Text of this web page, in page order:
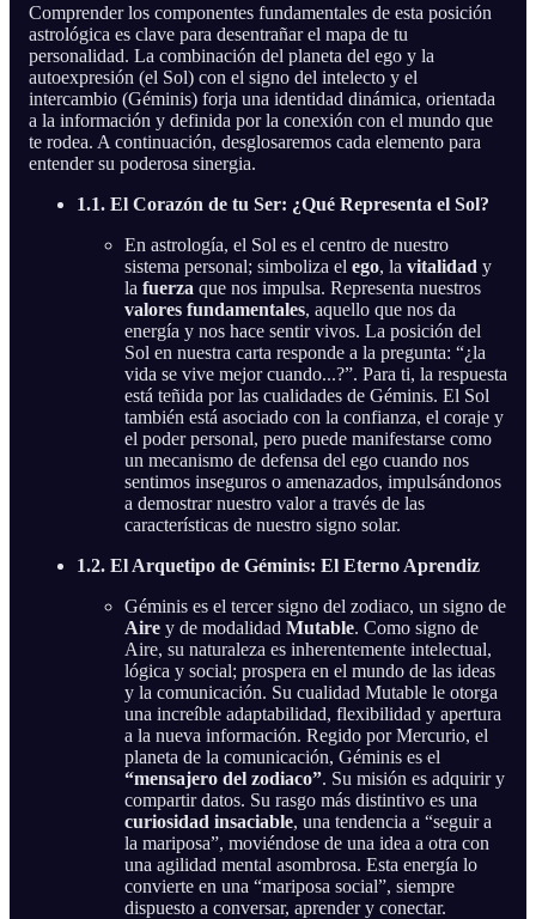
Comprender los componentes fundamentales de esta posición
astrológica es clave para desentrañar el mapa de tu
personalidad. La combinación del planeta del ego y la
autoexpresión (el Sol) con el signo del intelecto y el
intercambio (Géminis) forja una identidad dinámica, orientada
a la información y definida por la conexión con el mundo que
te rodea. A continuación, desglosaremos cada elemento para
entender su poderosa sinergia.
1.1. El Corazón de tu Ser: ¿Qué Representa el Sol?
En astrología, el Sol es el centro de nuestro
sistema personal; simboliza el ego, la vitalidad y
la fuerza que nos impulsa. Representa nuestros
valores fundamentales, aquello que nos da
energía y nos hace sentir vivos. La posición del
Sol en nuestra carta responde a la pregunta: “¿la
vida se vive mejor cuando...?”. Para ti, la respuesta
está teñida por las cualidades de Géminis. El Sol
también está asociado con la confianza, el coraje y
el poder personal, pero puede manifestarse como
un mecanismo de defensa del ego cuando nos
sentimos inseguros o amenazados, impulsándonos
a demostrar nuestro valor a través de las
características de nuestro signo solar.
1.2. El Arquetipo de Géminis: El Eterno Aprendiz
Géminis es el tercer signo del zodiaco, un signo de
Aire y de modalidad Mutable. Como signo de
Aire, su naturaleza es inherentemente intelectual,
lógica y social; prospera en el mundo de las ideas
y la comunicación. Su cualidad Mutable le otorga
una increíble adaptabilidad, flexibilidad y apertura
a la nueva información. Regido por Mercurio, el
planeta de la comunicación, Géminis es el
“mensajero del zodiaco”. Su misión es adquirir y
compartir datos. Su rasgo más distintivo es una
curiosidad insaciable, una tendencia a “seguir a
la mariposa”, moviéndose de una idea a otra con
una agilidad mental asombrosa. Esta energía lo
convierte en una “mariposa social”, siempre
dispuesto a conversar, aprender y conectar.